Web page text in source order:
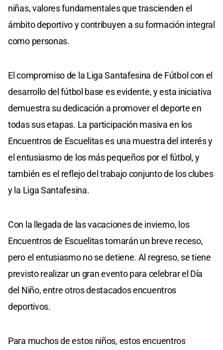
niñas, valores fundamentales que trascienden el
ámbito deportivo y contribuyen a su formación integral
como personas.
El compromiso de la Liga Santafesina de Fútbol con el
desarrollo del fútbol base es evidente, y esta iniciativa
demuestra su dedicación a promover el deporte en
todas sus etapas. La participación masiva en los
Encuentros de Escuelitas es una muestra del interés y
el entusiasmo de los más pequeños por el fútbol, y
también es el reflejo del trabajo conjunto de los clubes
y la Liga Santafesina.
Con la llegada de las vacaciones de invierno, los
Encuentros de Escuelitas tomarán un breve receso,
pero el entusiasmo no se detiene. Al regreso, se tiene
previsto realizar un gran evento para celebrar el Día
del Niño, entre otros destacados encuentros
deportivos.
Para muchos de estos niños, estos encuentros